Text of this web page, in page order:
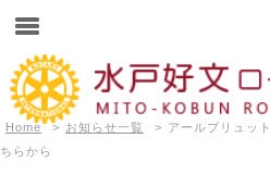
Home > お知らせ一覧 > アールブリュッ
ちらから